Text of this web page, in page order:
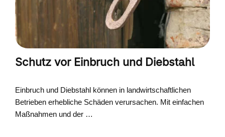
Schutz vor Einbruch und Diebstahl
Einbruch und Diebstahl können in landwirtschaftlichen
Betrieben erhebliche Schäden verursachen. Mit einfachen
Maßnahmen und der …